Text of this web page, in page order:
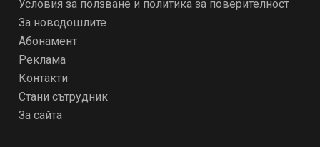
Условия за ползване и политика за поверителност
За новодошлите
Абонамент
Реклама
Контакти
Стани сътрудник
За сайта